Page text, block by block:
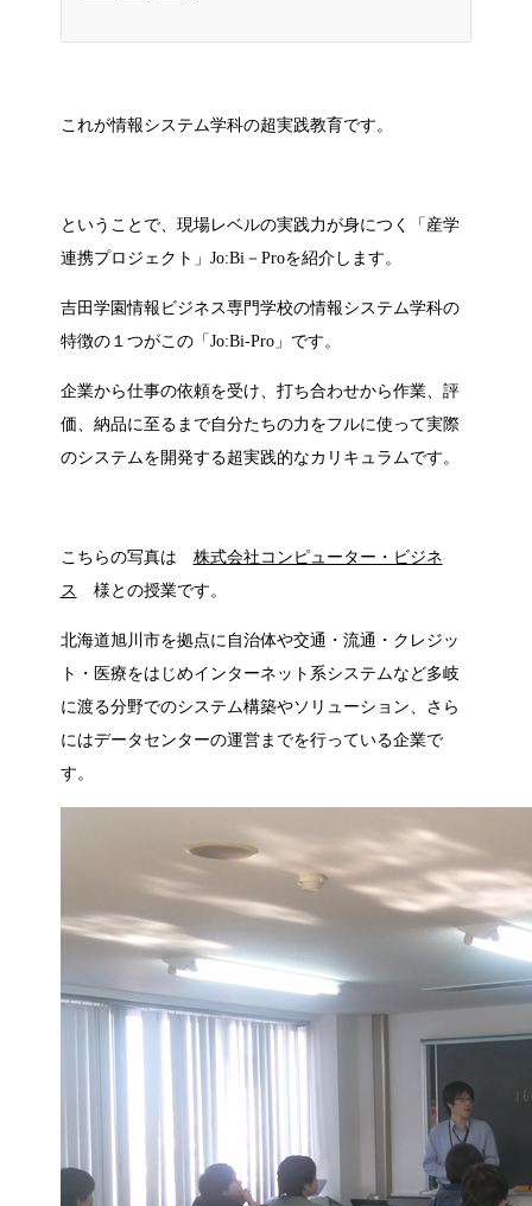
これが情報システム学科の超実践教育です。
ということで、現場レベルの実践力が身につく「産学
連携プロジェクト」Jo:Bi－Proを紹介します。
吉田学園情報ビジネス専門学校の情報システム学科の
特徴の１つがこの「Jo:Bi-Pro」です。
企業から仕事の依頼を受け、打ち合わせから作業、評
価、納品に至るまで自分たちの力をフルに使って実際
のシステムを開発する超実践的なカリキュラムです。
こちらの写真は 株式会社コンピューター・ビジネ
ス
様との授業です。
北海道旭川市を拠点に自治体や交通・流通・クレジッ
ト・医療をはじめインターネット系システムなど多岐
に渡る分野でのシステム構築やソリューション、さら
にはデータセンターの運営までを行っている企業で
す。